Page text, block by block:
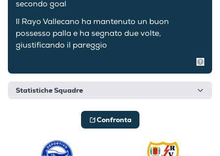
secondo goal
Il Rayo Vallecano ha mantenuto un buon
possesso palla e ha segnato due volte,
giustificando il pareggio
Statistiche Squadre
Confronta